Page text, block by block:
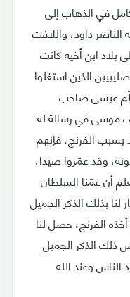
في الذهاب إلى
الناصر داود، واللافت
بلاد ابن أخيه كانت
الذين استغلوا
عيسى صاحب
موسى في رسالة له
بسبب الفرنج، فإنهم
وقد عمّروا صيدا،
أن عمّنا السلطان
بذلك الذكر الجميل
الفرنج، حصل لنا
ذلك الذكر الجميل
الناس وعند الله